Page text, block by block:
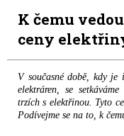
K čemu
ceny
V současné době, kdy
elektráren, se
trzích s elektřinou. Tyto
Podívejme se na to, k